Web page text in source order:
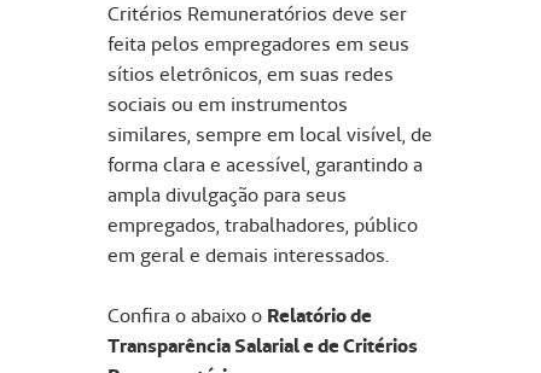
Critérios Remuneratórios deve ser
feita pelos empregadores em seus
sítios eletrônicos, em suas redes
sociais ou em instrumentos
similares, sempre em local visível, de
forma clara e acessível, garantindo a
ampla divulgação para seus
empregados, trabalhadores, público
em geral e demais interessados.
Confira o abaixo o Relatório de
Transparência Salarial e de Critérios